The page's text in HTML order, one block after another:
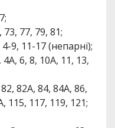
77, 79, 81;
9, 11-17 (непарні);
6, 8, 10А, 11, 13,
82А, 84, 84А, 86,
115, 117, 119, 121;